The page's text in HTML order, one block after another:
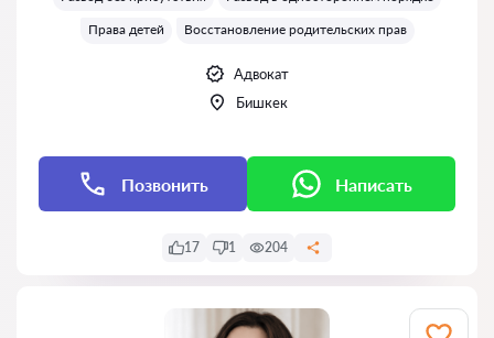
Права детей
Восстановление родительских прав
Адвокат
Бишкек
Позвонить Написать
17 1 204